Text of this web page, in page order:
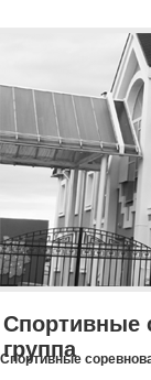
Спортивные
группа
Спортивные